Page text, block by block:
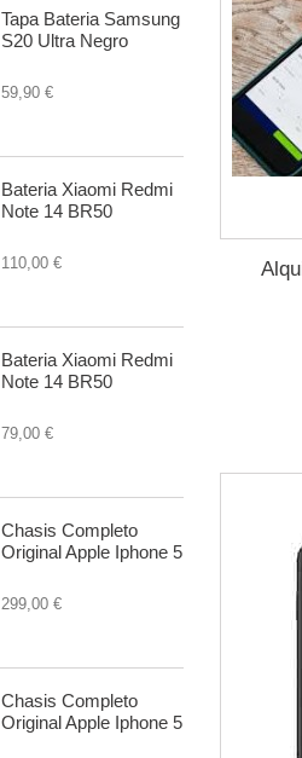
Tapa Bateria Samsung
S20 Ultra Negro
59,90 €
Bateria Xiaomi Redmi
Note 14 BR50
110,00 €
Bateria Xiaomi Redmi
Note 14 BR50
79,00 €
Chasis Completo
Original Apple Iphone 5
299,00 €
Chasis Completo
Original Apple Iphone 5